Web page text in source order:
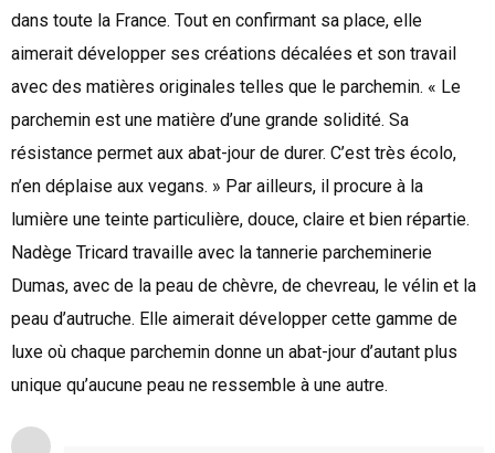
dans toute la France. Tout en confirmant sa place, elle
aimerait développer ses créations décalées et son travail
avec des matières originales telles que le parchemin. « Le
parchemin est une matière d’une grande solidité. Sa
résistance permet aux abat-jour de durer. C’est très écolo,
n’en déplaise aux vegans. » Par ailleurs, il procure à la
lumière une teinte particulière, douce, claire et bien répartie.
Nadège Tricard travaille avec la tannerie parcheminerie
Dumas, avec de la peau de chèvre, de chevreau, le vélin et la
peau d’autruche. Elle aimerait développer cette gamme de
luxe où chaque parchemin donne un abat-jour d’autant plus
unique qu’aucune peau ne ressemble à une autre.